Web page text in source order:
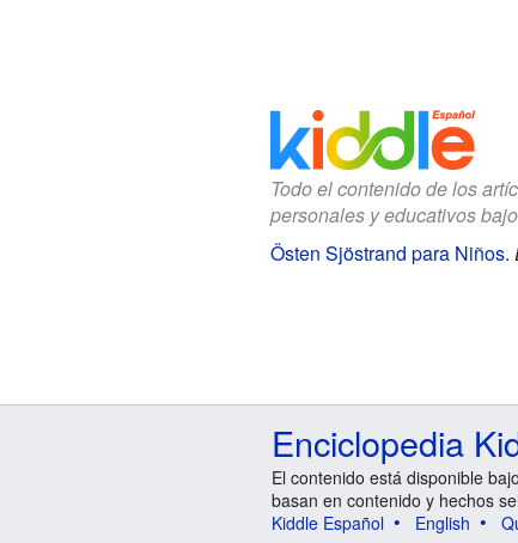
Todo el contenido de los
personales y educativos
Östen Sjöstrand para Niños.
Enciclopedia
El contenido está disponible
basan en contenido y hechos
Kiddle Español
English